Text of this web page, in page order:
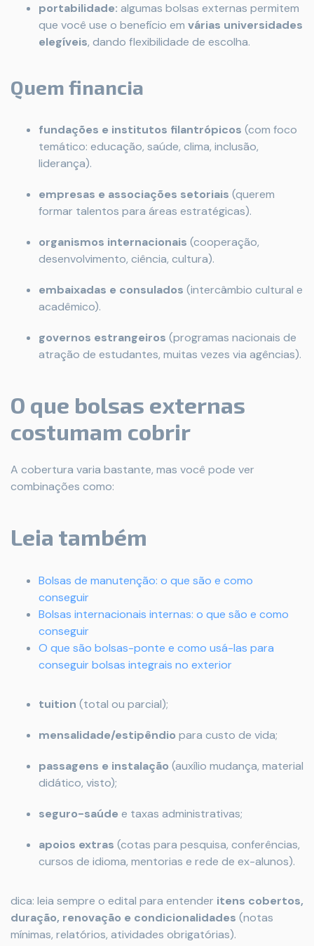
portabilidade: algumas bolsas externas permitem
que você use o benefício em várias universidades
elegíveis, dando flexibilidade de escolha.
Quem financia
fundações e institutos filantrópicos (com foco
temático: educação, saúde, clima, inclusão,
liderança).
empresas e associações setoriais (querem
formar talentos para áreas estratégicas).
organismos internacionais (cooperação,
desenvolvimento, ciência, cultura).
embaixadas e consulados (intercâmbio cultural e
acadêmico).
governos estrangeiros (programas nacionais de
atração de estudantes, muitas vezes via agências).
O que bolsas externas
costumam cobrir
A cobertura varia bastante, mas você pode ver
combinações como:
Leia também
Bolsas de manutenção: o que são e como
conseguir
Bolsas internacionais internas: o que são e como
conseguir
O que são bolsas-ponte e como usá-las para
conseguir bolsas integrais no exterior
tuition (total ou parcial);
mensalidade/estipêndio para custo de vida;
passagens e instalação (auxílio mudança, material
didático, visto);
seguro-saúde e taxas administrativas;
apoios extras (cotas para pesquisa, conferências,
cursos de idioma, mentorias e rede de ex-alunos).
dica: leia sempre o edital para entender itens cobertos,
duração, renovação e condicionalidades (notas
mínimas, relatórios, atividades obrigatórias).